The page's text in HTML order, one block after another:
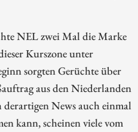
NEL zwei Mal die Marke
Kurszone unter
sorgten Gerüchte über
aus den Niederlanden
News auch einmal
kann, scheinen viele vom